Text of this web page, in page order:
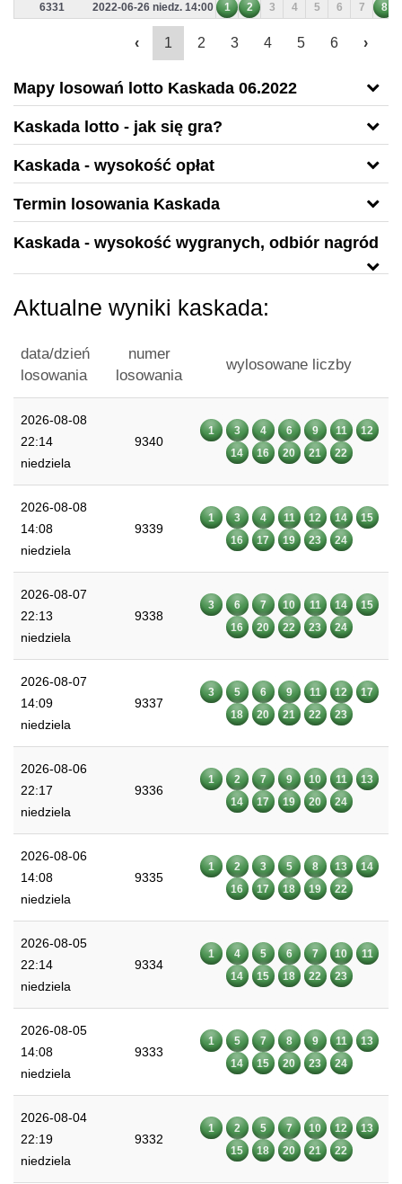
6331
2022-06-26 niedz. 14:00 1 2 3 4 5 6 7 8
‹ 1 2 3 4 5 6 ›
Mapy losowań lotto Kaskada 06.2022
Kaskada lotto - jak się gra?
Kaskada - wysokość opłat
Termin losowania Kaskada
Kaskada - wysokość wygranych, odbiór nagród
Aktualne wyniki kaskada:
data/dzień
losowania
numer
losowania
wylosowane liczby
2026-08-08
22:14
niedziela
9340
1 3 4 6 9 11
12
14
16 20 21 22
2026-08-08
14:08
niedziela
9339
1 3 4 11 12 14
15
16
17 19 23 24
2026-08-07
22:13
niedziela
9338
3 6 7 10 11 14
15
16
20 22 23 24
2026-08-07
14:09
niedziela
9337
3 5 6 9 11 12
17
18
20 21 22 23
2026-08-06
22:17
niedziela
9336
1 2 7 9 10 11
13
14
17 19 20 24
2026-08-06
14:08
niedziela
9335
1 2 3 5 8 13
14
16
17 18 19 22
2026-08-05
22:14
niedziela
9334
1 4 5 6 7 10
11
14
15 18 22 23
2026-08-05
14:08
niedziela
9333
1 5 7 8 9 11
13
14
15 20 23 24
2026-08-04
22:19
niedziela
9332
1 2 5 7 10 12
13
15
18 20 21 22